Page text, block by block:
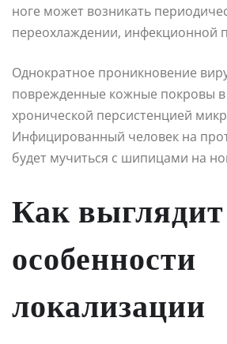
ноге может возникать
переохлаждении, инфекционной
Однократное проникновение
поврежденные кожные покровы в
хронической персистенцией
Инфицированный человек на
будет мучиться с шипицами на
Как
особенности
локализации